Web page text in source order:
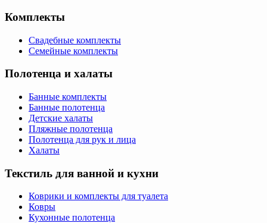
Комплекты
Свадебные комплекты
Семейные комплекты
Полотенца и халаты
Банные комплекты
Банные полотенца
Детские халаты
Пляжные полотенца
Полотенца для рук и лица
Халаты
Текстиль для ванной и кухни
Коврики и комплекты для туалета
Ковры
Кухонные полотенца